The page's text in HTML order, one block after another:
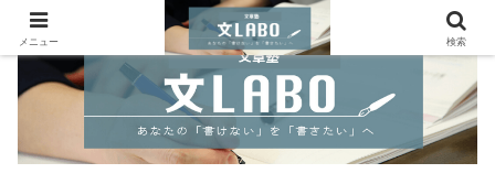
メニュー 検索